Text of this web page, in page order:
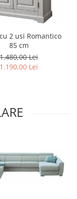
2 usi Romantico
85 cm
1.480,00 Lei
1.190,00 Lei